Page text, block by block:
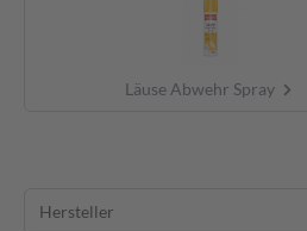
Läuse Abwehr Spray
Hersteller